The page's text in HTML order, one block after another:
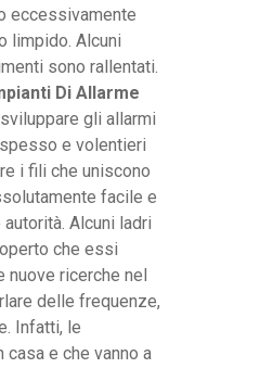
eccessivamente
limpido. Alcuni
sono rallentati.
Di Allarme
gli allarmi
e volentieri
i fili che uniscono
facile e
Alcuni ladri
che essi
nuove ricerche nel
delle frequenze,
Infatti, le
e che vanno a